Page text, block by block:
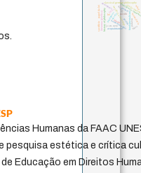
Humanas da FAAC
pesquisa estética e crítica
Educação em Direitos
fundamentalismo
jacobi
protágoras experiência
metafísica do tempogénero
idade intolerância
history of philosophy
classical german philosophy
homem-medida
j.c.m. neto palavra
literatura (poética) perdón
leyes
logos
direito romano
pedagogia
lei
acquaintance
desejo
papel da lei
sacrifício
bataille mind